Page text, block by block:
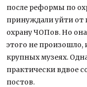
после реформы по
принуждали уйти от
охрану ЧОПов. Но
этого не произошло,
крупных музеях.
практически вдвое
постов.